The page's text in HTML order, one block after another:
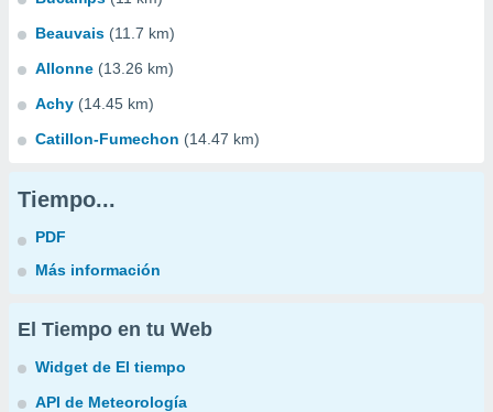
Beauvais (11.7 km)
Allonne (13.26 km)
Achy (14.45 km)
Catillon-Fumechon (14.47 km)
Tiempo...
PDF
Más información
El Tiempo en tu Web
Widget de El tiempo
API de Meteorología